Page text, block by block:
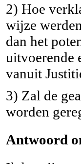
2) Hoe
wijze
dan het
uitvoerende
vanuit
3) Zal de
worden
Antwoord